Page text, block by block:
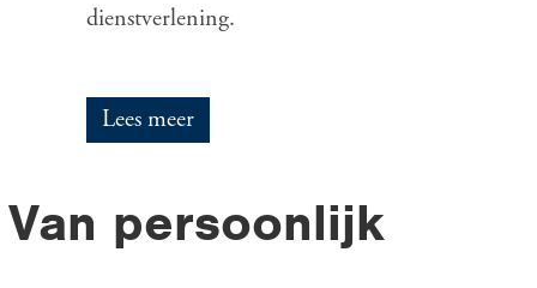
dienstverlening.
Lees meer
Van persoonlijk